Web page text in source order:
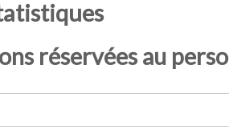
réservées au